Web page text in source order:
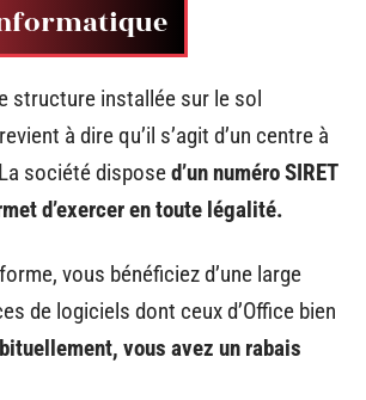
structure installée sur le sol
à dire qu’il s’agit d’un centre à
société disposed’un numéro SIRET
d’exercer en toute légalité.
vous bénéficiez d’une large
de logiciels dont ceux d’Office bien
vous avez un rabais